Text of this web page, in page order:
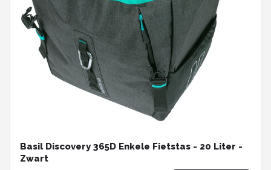
Basil Discovery 365D Enkele Fietstas - 20 Liter -
Zwart